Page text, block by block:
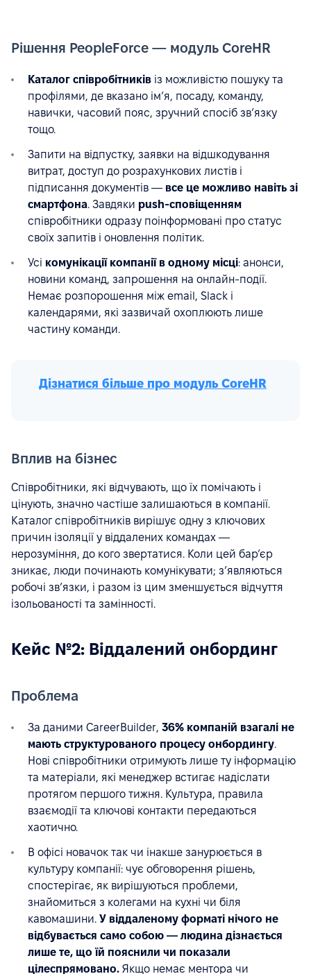
Рішення PeopleForce — модуль CoreHR
Каталог співробітників із можливістю пошуку та
профілями, де вказано ім’я, посаду, команду,
навички, часовий пояс, зручний спосіб зв’язку
тощо.
Запити на відпустку, заявки на відшкодування
витрат, доступ до розрахункових листів і
підписання документів — все це можливо навіть зі
смартфона. Завдяки push-сповіщенням
співробітники одразу поінформовані про статус
своїх запитів і оновлення політик.
Усі комунікації компанії в одному місці: анонси,
новини команд, запрошення на онлайн-події.
Немає розпорошення між email, Slack і
календарями, які зазвичай охоплюють лише
частину команди.
Дізнатися більше про модуль СoreHR
Вплив на бізнес
Співробітники, які відчувають, що їх помічають і
цінують, значно частіше залишаються в компанії.
Каталог співробітників вирішує одну з ключових
причин ізоляції у віддалених командах —
нерозуміння, до кого звертатися. Коли цей бар’єр
зникає, люди починають комунікувати; з’являються
робочі зв’язки, і разом із цим зменшується відчуття
ізольованості та замінності.
Кейс №2: Віддалений онбординг
Проблема
За даними CareerBuilder, 36% компаній взагалі не
мають структурованого процесу онбордингу.
Нові співробітники отримують лише ту інформацію
та матеріали, які менеджер встигає надіслати
протягом першого тижня. Культура, правила
взаємодії та ключові контакти передаються
хаотично.
В офісі новачок так чи інакше занурюється в
культуру компанії: чує обговорення рішень,
спостерігає, як вирішуються проблеми,
знайомиться з колегами на кухні чи біля
кавомашини. У віддаленому форматі нічого не
відбувається само собою — людина дізнається
лише те, що їй пояснили чи показали
цілеспрямовано. Якщо немає ментора чи